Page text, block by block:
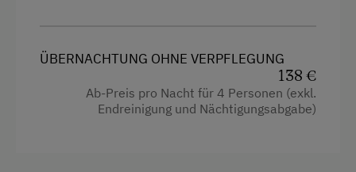
ÜBERNACHTUNG OHNE VERPFLEGUNG
138 €
Ab-Preis pro Nacht für 4 Personen (exkl.
Endreinigung und Nächtigungsabgabe)